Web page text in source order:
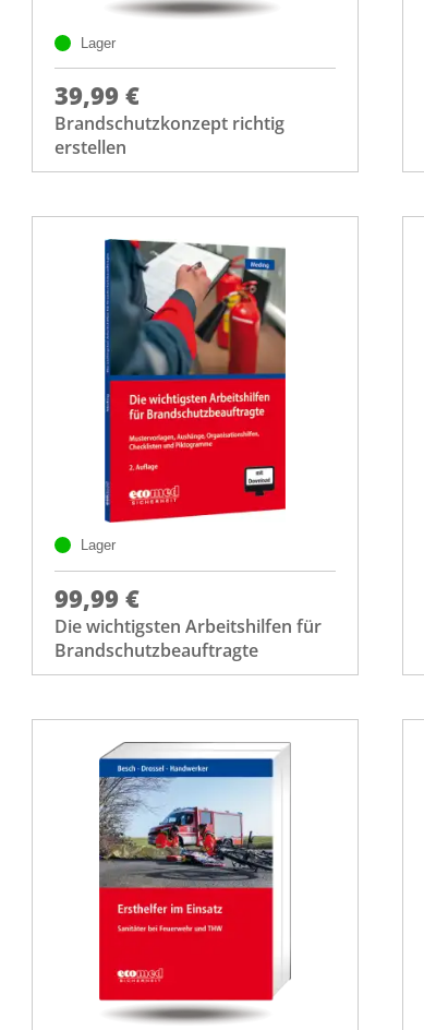
Lager
39,99 €
Brandschutzkonzept richtig
erstellen
Lager
99,99 €
Die wichtigsten Arbeitshilfen für
Brandschutzbeauftragte